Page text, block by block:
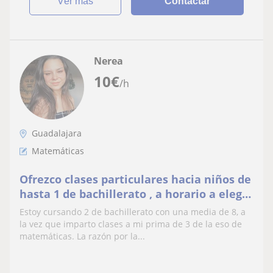
10€/h
Nerea
Guadalajara
Matemáticas
Ofrezco clases particulares hacia niños de
hasta 1 de bachillerato , a horario a elegir,
debido al cierre de escuelas en Castilla La
Mancha
Estoy cursando 2 de bachillerato con una media de 8, a
la vez que imparto clases a mi prima de 3 de la eso de
matemáticas. La razón por la...